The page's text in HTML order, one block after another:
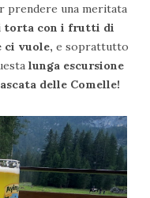
prendere una meritata
torta con i frutti di
ci vuole, e soprattutto
lunga escursione
delle Comelle!